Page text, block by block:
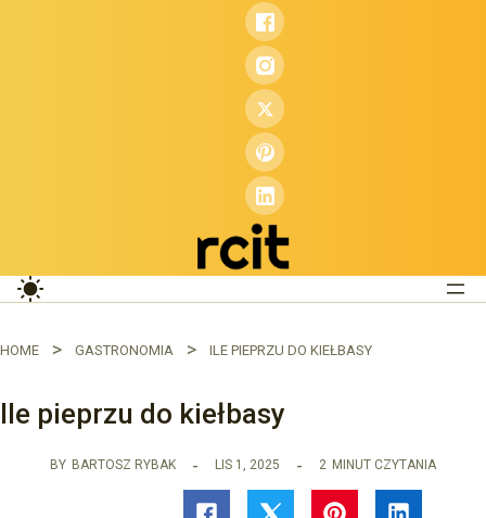
HOME GASTRONOMIA ILE PIEPRZU DO KIEŁBASY
Ile pieprzu do kiełbasy
BY BARTOSZ RYBAK LIS 1, 2025 2 MINUT CZYTANIA